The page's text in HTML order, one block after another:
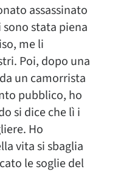
assassinato
stata piena
me li
Poi, dopo una
un camorrista
pubblico, ho
si dice che lì i
Ho
vita si sbaglia
le soglie del